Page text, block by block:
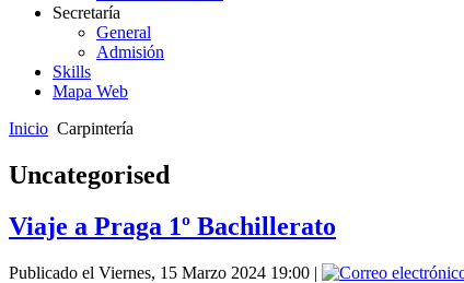
Secretaría
General
Admisión
Skills
Mapa Web
Inicio Carpintería
Uncategorised
Viaje a Praga 1º Bachillerato
Publicado el Viernes, 15 Marzo 2024 19:00 |